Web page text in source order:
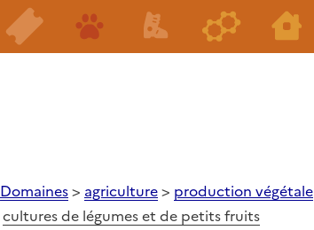
Domaines> agriculture> production végétale
cultures de légumes et de petits fruits